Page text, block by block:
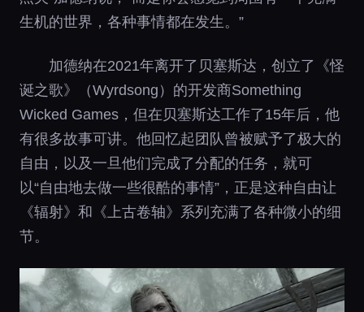
生机的世界，各种事情都在发生。”
加德纳在2021年离开了贝塞斯达，创立了《怪
诞之歌》（Wyrdsong）的开发商Something
Wicked Games，但在贝塞斯达工作了15年后，他
有很多故事可讲。他回忆起团队曾被赋予了极大的
自由，以及一旦他们完成了分配的任务，就可
以“自由地去做一些很酷的事情”，正是这种自由让
《辐射》和《上古卷轴》系列充满了各种微小的细
节。